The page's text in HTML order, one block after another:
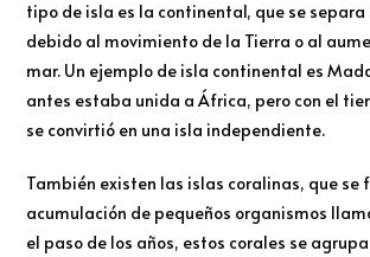
tipo de isla es la continental, que se
debido al movimiento de la Tierra o al
mar. Un ejemplo de isla continental es
antes estaba unida a África, pero con el
se convirtió en una isla independiente.
También existen las islas coralinas, que se
acumulación de pequeños organismos
el paso de los años, estos corales se